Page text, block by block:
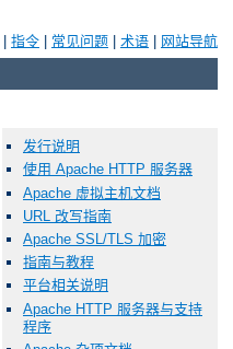
指令 常见问题 术语 网站导航
发行说明
使用 Apache HTTP 服务器
Apache 虚拟主机文档
URL 改写指南
Apache SSL/TLS 加密
指南与教程
平台相关说明
Apache HTTP 服务器与支持
程序